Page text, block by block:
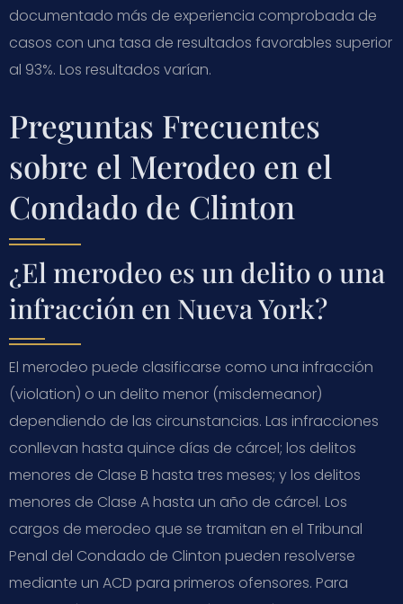
documentado más de experiencia comprobada de
casos con una tasa de resultados favorables superior
al 93%. Los resultados varían.
Preguntas Frecuentes
sobre el Merodeo en el
Condado de Clinton
¿El merodeo es un delito o una
infracción en Nueva York?
El merodeo puede clasificarse como una infracción
(violation) o un delito menor (misdemeanor)
dependiendo de las circunstancias. Las infracciones
conllevan hasta quince días de cárcel; los delitos
menores de Clase B hasta tres meses; y los delitos
menores de Clase A hasta un año de cárcel. Los
cargos de merodeo que se tramitan en el Tribunal
Penal del Condado de Clinton pueden resolverse
mediante un ACD para primeros ofensores. Para